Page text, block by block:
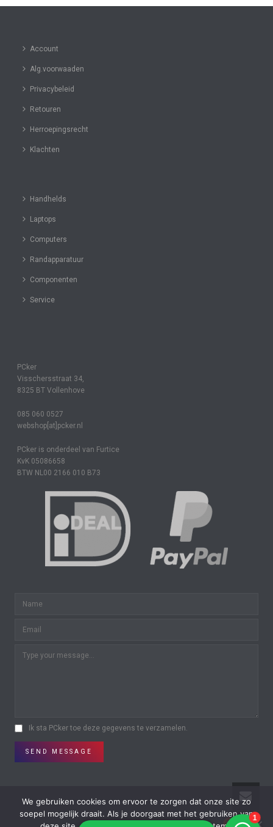
Account
Alg.voorwaaden
Privacybeleid
Retouren
Herroepingsrecht
Klachten
Handhelds
Laptops
Computers
Randapparatuur
Componenten
Service
PCker
Visschersstraat 34,
8325 BT Vollenhove
085 060 0527
webshop[at]pcker.nl
PCker is onderdeel van Furtice
KvK 05086658
BTW NL00 2166 010 B73
Ik sta PCker toe deze gegevens te verzamelen.
SEND MESSAGE
We gebruiken cookies om ervoor te zorgen dat onze site zo
soepel mogelijk draait. Als je doorgaat met het gebruiken van